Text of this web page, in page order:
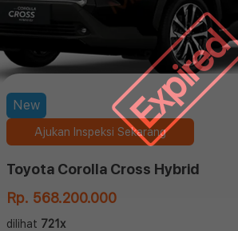
Expired
New
Ajukan Inspeksi Sekarang
Toyota Corolla Cross Hybrid
Rp. 568.200.000
dilihat 721x